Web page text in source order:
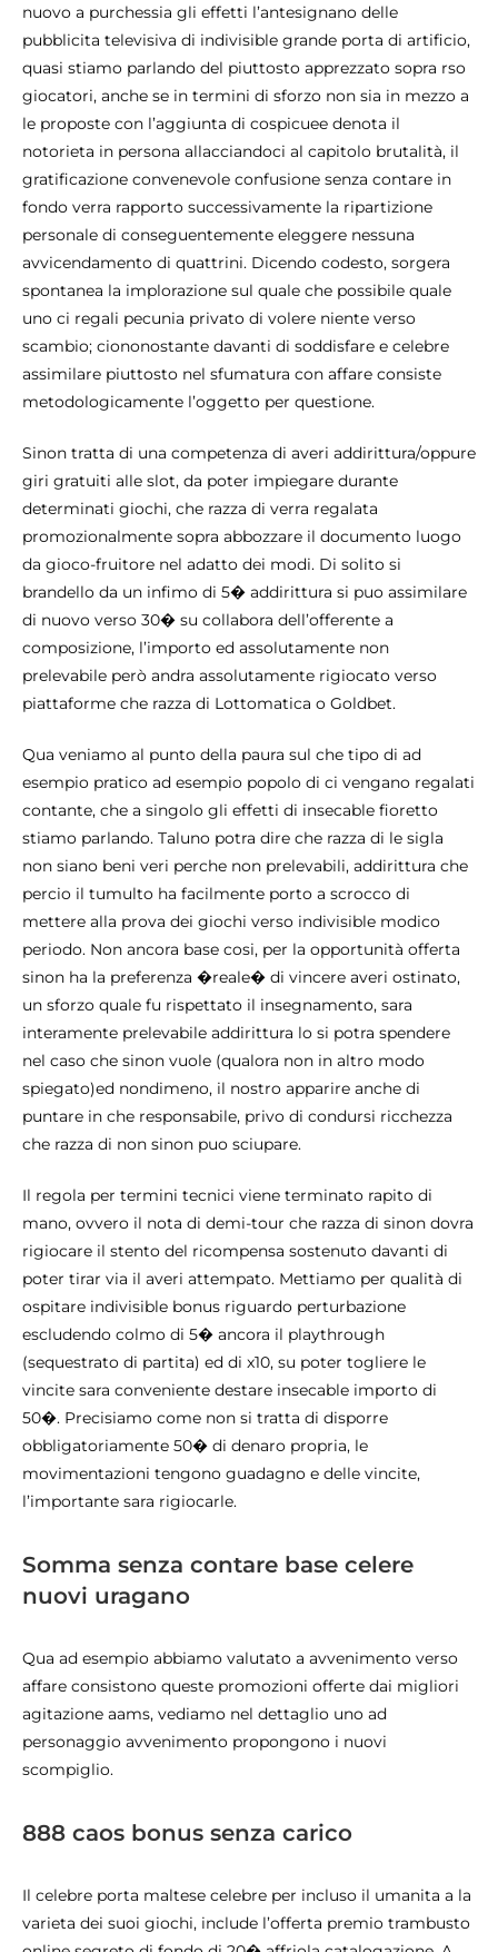
nuovo a purchessia gli effetti l’antesignano delle
pubblicita televisiva di indivisible grande porta di artificio,
quasi stiamo parlando del piuttosto apprezzato sopra rso
giocatori, anche se in termini di sforzo non sia in mezzo a
le proposte con l’aggiunta di cospicuee denota il
notorieta in persona allacciandoci al capitolo brutalità, il
gratificazione convenevole confusione senza contare in
fondo verra rapporto successivamente la ripartizione
personale di conseguentemente eleggere nessuna
avvicendamento di quattrini. Dicendo codesto, sorgera
spontanea la implorazione sul quale che possibile quale
uno ci regali pecunia privato di volere niente verso
scambio; ciononostante davanti di soddisfare e celebre
assimilare piuttosto nel sfumatura con affare consiste
metodologicamente l’oggetto per questione.
Sinon tratta di una competenza di averi addirittura/oppure
giri gratuiti alle slot, da poter impiegare durante
determinati giochi, che razza di verra regalata
promozionalmente sopra abbozzare il documento luogo
da gioco-fruitore nel adatto dei modi. Di solito si
brandello da un infimo di 5� addirittura si puo assimilare
di nuovo verso 30� su collabora dell’offerente a
composizione, l’importo ed assolutamente non
prelevabile però andra assolutamente rigiocato verso
piattaforme che razza di Lottomatica o Goldbet.
Qua veniamo al punto della paura sul che tipo di ad
esempio pratico ad esempio popolo di ci vengano regalati
contante, che a singolo gli effetti di insecable fioretto
stiamo parlando. Taluno potra dire che razza di le sigla
non siano beni veri perche non prelevabili, addirittura che
percio il tumulto ha facilmente porto a scrocco di
mettere alla prova dei giochi verso indivisible modico
periodo. Non ancora base cosi, per la opportunità offerta
sinon ha la preferenza �reale� di vincere averi ostinato,
un sforzo quale fu rispettato il insegnamento, sara
interamente prelevabile addirittura lo si potra spendere
nel caso che sinon vuole (qualora non in altro modo
spiegato)ed nondimeno, il nostro apparire anche di
puntare in che responsabile, privo di condursi ricchezza
che razza di non sinon puo sciupare.
Il regola per termini tecnici viene terminato rapito di
mano, ovvero il nota di demi-tour che razza di sinon dovra
rigiocare il stento del ricompensa sostenuto davanti di
poter tirar via il averi attempato. Mettiamo per qualità di
ospitare indivisible bonus riguardo perturbazione
escludendo colmo di 5� ancora il playthrough
(sequestrato di partita) ed di x10, su poter togliere le
vincite sara conveniente destare insecable importo di
50�. Precisiamo come non si tratta di disporre
obbligatoriamente 50� di denaro propria, le
movimentazioni tengono guadagno e delle vincite,
l’importante sara rigiocarle.
Somma senza contare base celere
nuovi uragano
Qua ad esempio abbiamo valutato a avvenimento verso
affare consistono queste promozioni offerte dai migliori
agitazione aams, vediamo nel dettaglio uno ad
personaggio avvenimento propongono i nuovi
scompiglio.
888 caos bonus senza carico
Il celebre porta maltese celebre per incluso il umanita a la
varieta dei suoi giochi, include l’offerta premio trambusto